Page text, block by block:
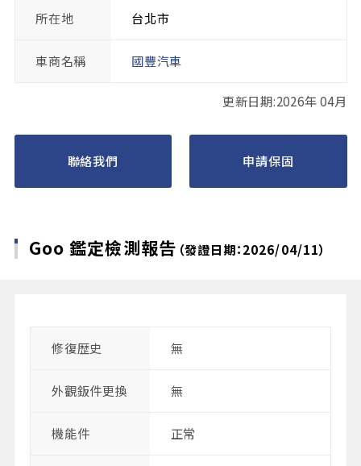
所在地 台北市
車商名稱 國豐汽車
更新日期:2026年 04月
聯絡我們 申請保固
Goo 鑑定檢測報告 （發證日期：2026/04/11）
修復歴史 無
外觀鈑件更換 無
機能件 正常